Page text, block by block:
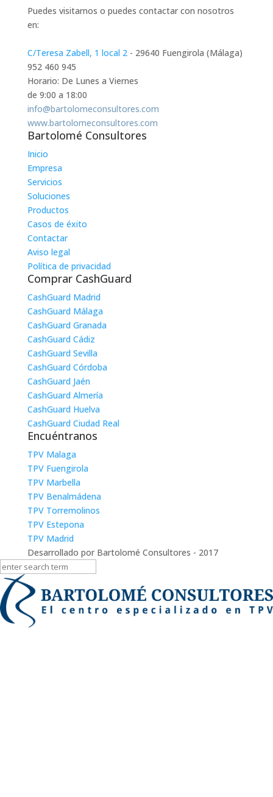
Puedes visitarnos o puedes contactar con nosotros
en:
C/Teresa Zabell, 1 local 2- 29640 Fuengirola (Málaga)
952 460 945
Horario: De Lunes a Viernes
de 9:00 a 18:00
info@bartolomeconsultores.com
www.bartolomeconsultores.com
Bartolomé Consultores
Inicio
Empresa
Servicios
Soluciones
Productos
Casos de éxito
Contactar
Aviso legal
Política de privacidad
Comprar CashGuard
CashGuard Madrid
CashGuard Málaga
CashGuard Granada
CashGuard Cádiz
CashGuard Sevilla
CashGuard Córdoba
CashGuard Jaén
CashGuard Almería
CashGuard Huelva
CashGuard Ciudad Real
Encuéntranos
TPV Malaga
TPV Fuengirola
TPV Marbella
TPV Benalmádena
TPV Torremolinos
TPV Estepona
TPV Madrid
Desarrollado por Bartolomé Consultores - 2017